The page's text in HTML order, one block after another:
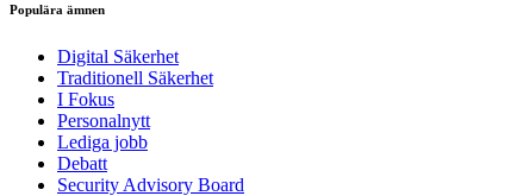
Populära ämnen
Digital Säkerhet
Traditionell Säkerhet
I Fokus
Personalnytt
Lediga jobb
Debatt
Security Advisory Board